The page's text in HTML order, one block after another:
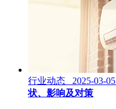
行业动态 2025-03-05
状、影响及对策